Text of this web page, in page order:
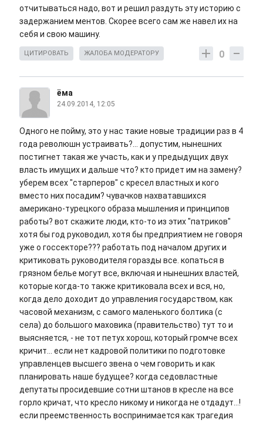
отчитываться надо, вот и решил раздуть эту историю с
задержанием ментов. Скорее всего сам же навел их на
себя и свою машину.
0
ЦИТИРОВАТЬ ЖАЛОБА МОДЕРАТОРУ
ёма
24.09.2014, 12:05
Одного не пойму, это у нас такие новые традиции раз в 4
года революшн устраивать?... допустим, нынешних
постигнет такая же участь, как и у предыдущих двух
власть имущих и дальше что? кто придет им на замену?
уберем всех "старперов" с кресел властных и кого
вместо них посадим? чувачков нахватавшихся
американо-турецкого образа мышления и принципов
работы? вот скажите люди, кто-то из этих "патриков"
хотя бы год руководил, хотя бы предприятием не говоря
уже о госсекторе??? работать под началом других и
критиковать руководителя горазды все. копаться в
грязном белье могут все, включая и нынешних властей,
которые когда-то также критиковала всех и вся, но,
когда дело доходит до управления государством, как
часовой механизм, с самого маленького болтика (с
села) до большого маховика (правительство) тут то и
выясняется, - не тот петух хорош, который громче всех
кричит... если нет кадровой политики по подготовке
управленцев высшего звена о чем говорить и как
планировать наше будущее? когда седовластные
депутаты просидевшие сотни штанов в кресле на все
горло кричат, что кресло никому и никогда не отдадут...!
если преемственность воспринимается как трагедия